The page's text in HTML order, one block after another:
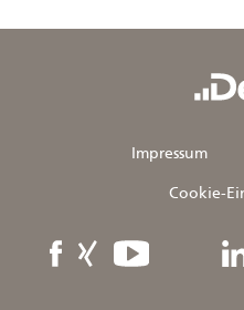
Impressum
Cookie-
Facebook
XING YouTube linkedIn